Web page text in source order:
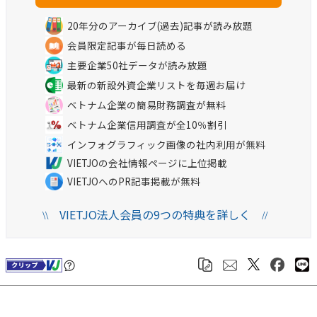
20年分のアーカイブ(過去)記事が読み放題
会員限定記事が毎日読める
主要企業50社データが読み放題
最新の新設外資企業リストを毎週お届け
ベトナム企業の簡易財務調査が無料
ベトナム企業信用調査が全10％割引
インフォグラフィック画像の社内利用が無料
VIETJOの会社情報ページに上位掲載
VIETJOへのPR記事掲載が無料
\\VIETJO法人会員の9つの特典を詳しく //